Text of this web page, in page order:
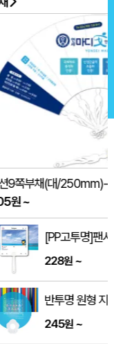
반투명 원형 지압꽃 부채 (190*190mm)
아이스 넥밴